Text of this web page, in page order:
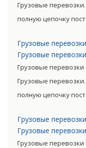
Грузовые
полную цепочку
поставки
существенно снизив
Грузовые
Грузовые перевозки
Грузовые
Грузовые
полную цепочку
поставки
существенно снизив
Грузовые
Грузовые перевозки
Грузовые